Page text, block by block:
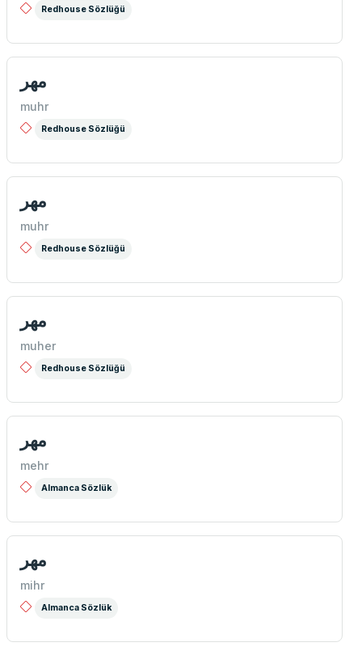
Redhouse Sözlüğü
مهر
muhr
Redhouse Sözlüğü
مهر
muhr
Redhouse Sözlüğü
مهر
muher
Redhouse Sözlüğü
مهر
mehr
Almanca Sözlük
مهر
mihr
Almanca Sözlük